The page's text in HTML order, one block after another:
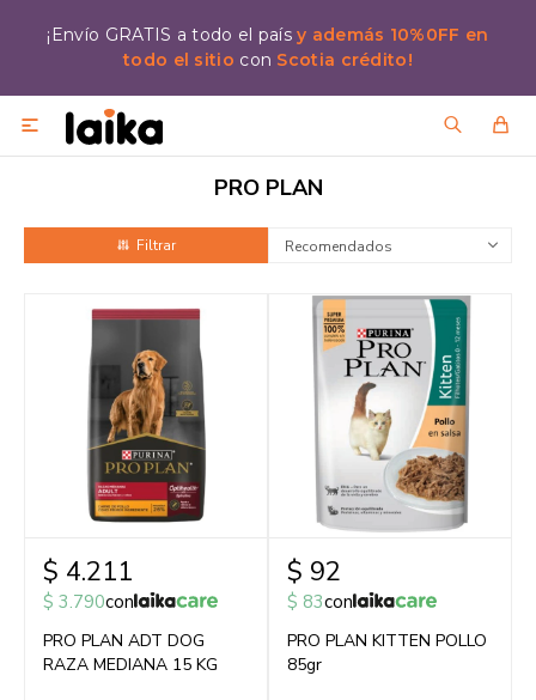
¡Envío GRATIS a todo el paísy además 10%0FF en
todo el sitio con Scotia crédito!

PRO PLAN
Recomendados
$ 4.211
$ 3.790con
PRO PLAN ADT DOG
RAZA MEDIANA 15 KG
$ 92
$ 83con
PRO PLAN KITTEN POLLO
85gr